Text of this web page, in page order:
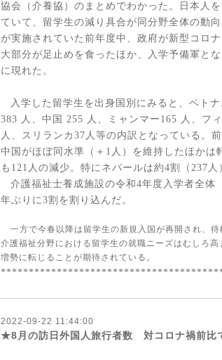
協会（介養協）のまとめでわかった。日本人
ていて、留学生の減り具合が同分野全体の動
が実施されていた前年度中、政府が新型コロ
大部分が足止めを食ったほか、入学予備軍と
に現れた。
入学した留学生を出身国別にみると、ベト
383 人、中国 255 人、ミャンマー 165 人、フ
人、スリランカ 37 人等の内訳となっている。
中国がほぼ同水準（＋ 1 人）を維持したほかは
も 121 人の減少。特にネパールは約4割（ 237 人
介護福祉士養成施設の令和 4年度入学者全体
年ぶりに3割を割り込んだ。
一方で今春以降は留学生の新規入国が再開され、待
介護福祉分野における留学生の就職ニーズはむしろ
増勢に転じることが期待されている。
2022-09-22 11:44:00
★8月の訪日外国人旅行者数 対コロナ禍前比